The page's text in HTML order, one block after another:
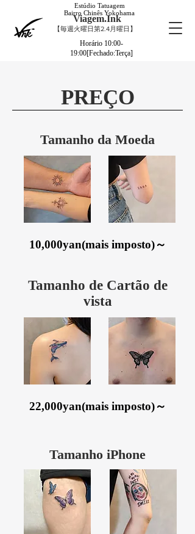
Viagem.Ink
Estúdio Tatuagem
Bairro Chinês Yokohama
Horário 10:00-
19:00[Fechado:Terça]
【毎週火曜日第2.4月曜日】
PREÇO
Tamanho da Moeda
​10,000yan(mais imposto)～
Tamanho de Cartão de
vista
​22,000yan(mais imposto)～
Tamanho iPhone